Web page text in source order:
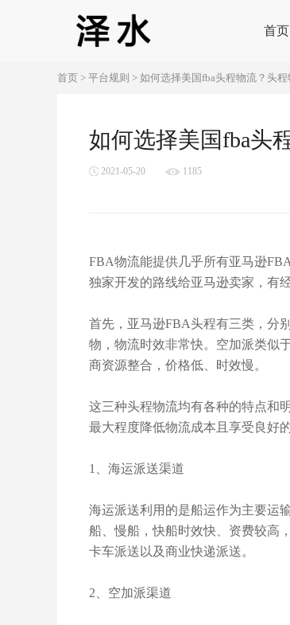
首页
首页 > 平台规则 > 如何选择美国fba头程物流？头
如何选择美国fba头
2021-05-20 1185
FBA物流能提供几乎所有亚马逊
独家开发的路线给亚马逊卖家，有
首先，亚马逊FBA头程有三类，分
物，物流时效非常快。空加派类似
商资源整合，价格低、时效慢。
这三种头程物流均有各种的特点和
最大程度降低物流成本且享受良好
1、海运派送渠道
海运派送利用的是船运作为主要运
船、慢船，快船时效快、资费较高
卡车派送以及商业快递派送。
2、空加派渠道